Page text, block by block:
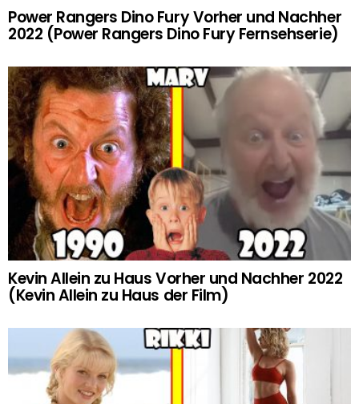
Power Rangers Dino Fury Vorher und Nachher
2022 (Power Rangers Dino Fury Fernsehserie)
Kevin Allein zu Haus Vorher und Nachher 2022
(Kevin Allein zu Haus der Film)